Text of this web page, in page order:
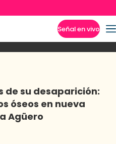
Señal en vivo
PolicialPolíticaEspectáculo
de su desaparición:
óseos en nueva
Agüero